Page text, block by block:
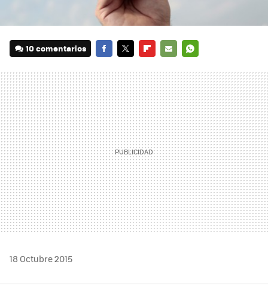
10 comentarios
MAIL
18 Octubre 2015